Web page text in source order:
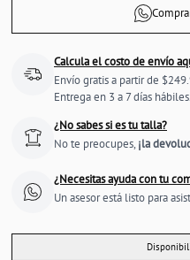
Calcula el costo de envío
Envío gratis a partir de
Entrega en 3 a 7 días hábiles.
¿No sabes si es tu talla?
No te preocupes, ¡la
¿Necesitas ayuda con tu
Un asesor está listo para